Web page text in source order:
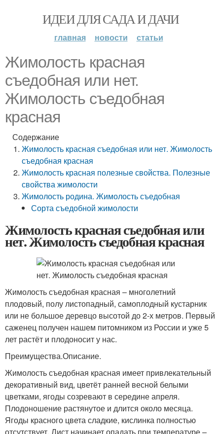
ИДЕИ ДЛЯ САДА И ДАЧИ
главная новости статьи
Жимолость красная
съедобная или нет.
Жимолость съедобная
красная
Содержание
Жимолость красная съедобная или нет. Жимолость
съедобная красная
Жимолость красная полезные свойства. Полезные
свойства жимолости
Жимолость родина. Жимолость съедобная
Сорта съедобной жимолости
Жимолость красная съедобная или
нет. Жимолость съедобная красная
Жимолость съедобная красная – многолетний
плодовый, полу листопадный, самоплодный кустарник
или не большое деревцо высотой до 2-х метров. Первый
саженец получен нашем питомником из России и уже 5
лет растёт и плодоносит у нас.
Преимущества.Описание.
Жимолость съедобная красная имеет привлекательный
декоративный вид, цветёт ранней весной белыми
цветками, ягоды созревают в середине апреля.
Плодоношение растянутое и длится около месяца.
Ягоды красного цвета сладкие, кислинка полностью